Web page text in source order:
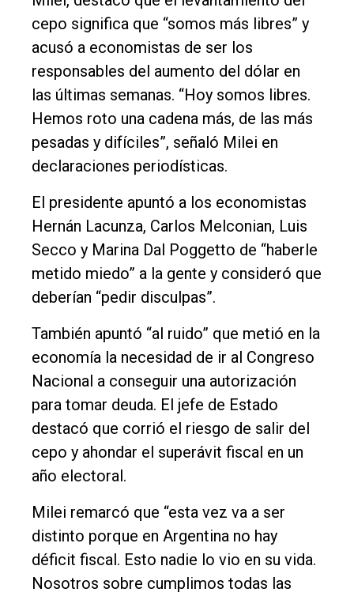
cepo significa que “somos más libres” y
acusó a economistas de ser los
responsables del aumento del dólar en
las últimas semanas. “Hoy somos libres.
Hemos roto una cadena más, de las más
pesadas y difíciles”, señaló Milei en
declaraciones periodísticas.
El presidente apuntó a los economistas
Hernán Lacunza, Carlos Melconian, Luis
Secco y Marina Dal Poggetto de “haberle
metido miedo” a la gente y consideró que
deberían “pedir disculpas”.
También apuntó “al ruido” que metió en la
economía la necesidad de ir al Congreso
Nacional a conseguir una autorización
para tomar deuda. El jefe de Estado
destacó que corrió el riesgo de salir del
cepo y ahondar el superávit fiscal en un
año electoral.
Milei remarcó que “esta vez va a ser
distinto porque en Argentina no hay
déficit fiscal. Esto nadie lo vio en su vida.
Nosotros sobre cumplimos todas las